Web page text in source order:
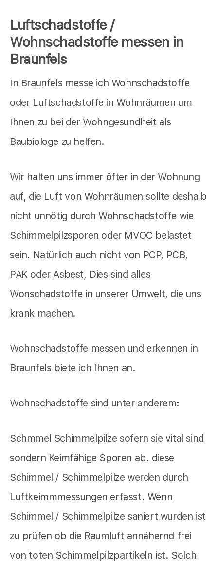
Luftschadstoffe /
Wohnschadstoffe messen in
Braunfels
In Braunfels messe ich Wohnschadstoffe
oder Luftschadstoffe in Wohnräumen um
Ihnen zu bei der Wohngesundheit als
Baubiologe zu helfen.
Wir halten uns immer öfter in der Wohnung
auf, die Luft von Wohnräumen sollte deshalb
nicht unnötig durch Wohnschadstoffe wie
Schimmelpilzsporen oder MVOC belastet
sein. Natürlich auch nicht von PCP, PCB,
PAK oder Asbest, Dies sind alles
Wonschadstoffe in unserer Umwelt, die uns
krank machen.
Wohnschadstoffe messen und erkennen in
Braunfels biete ich Ihnen an.
Wohnschadstoffe sind unter anderem:
Schmmel Schimmelpilze sofern sie vital sind
sondern Keimfähige Sporen ab. diese
Schimmel / Schimmelpilze werden durch
Luftkeimmmessungen erfasst. Wenn
Schimmel / Schimmelpilze saniert wurden ist
zu prüfen ob die Raumluft annähernd frei
von toten Schimmelpilzpartikeln ist. Solch